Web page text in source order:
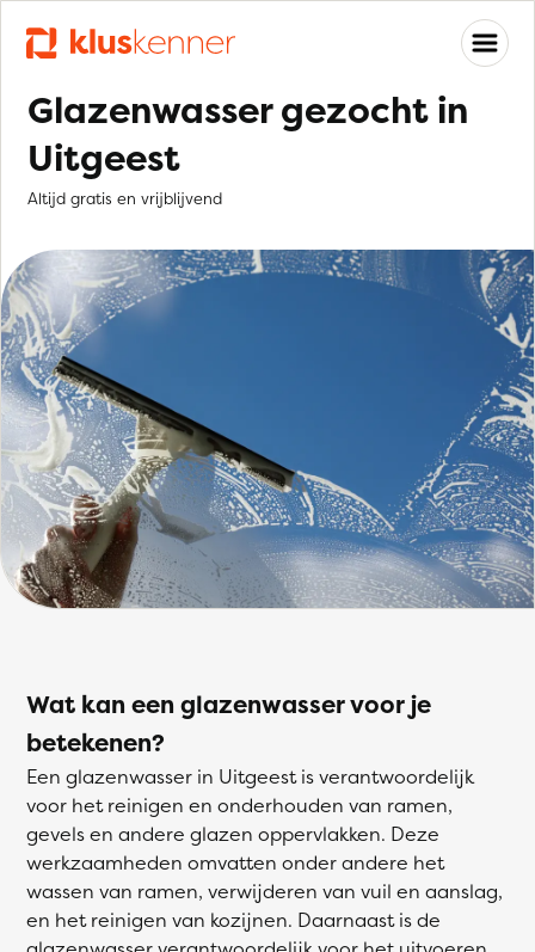
Glazenwasser gezocht in
Uitgeest
Altijd gratis en vrijblijvend
Wat kan een glazenwasser voor je
betekenen?
Een glazenwasser in Uitgeest is verantwoordelijk
voor het reinigen en onderhouden van ramen,
gevels en andere glazen oppervlakken. Deze
werkzaamheden omvatten onder andere het
wassen van ramen, verwijderen van vuil en aanslag,
en het reinigen van kozijnen. Daarnaast is de